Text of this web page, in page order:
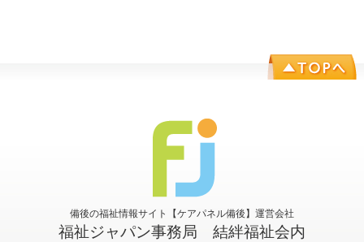
備後の福祉情報サイト【ケアパネル備後】運営会社
福祉ジャパン事務局 結絆福祉会内